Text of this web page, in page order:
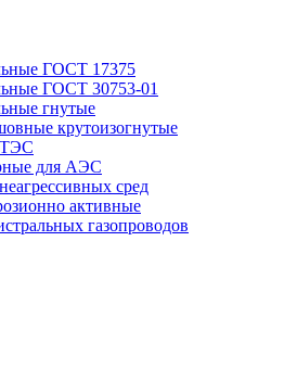
ГОСТ 17375
ГОСТ 30753-01
гнутые
крутоизогнутые
ТЭС
для АЭС
сред
активные
газопроводов